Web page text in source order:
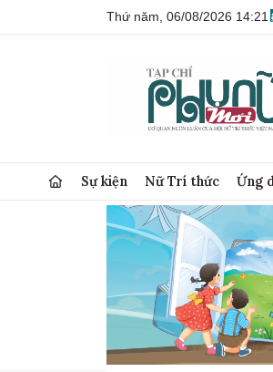
Thứ năm, 06/08/2026 14:21
Sự kiện Nữ Trí thức Ứng